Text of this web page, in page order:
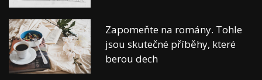
Zapomeňte na romány. Tohle
jsou skutečné příběhy, které
berou dech